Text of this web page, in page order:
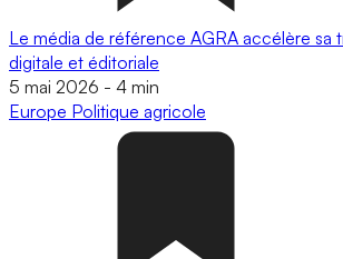
Le média de référence AGRA accélère sa
digitale et éditoriale
5 mai 2026 - 4 min
Europe Politique agricole